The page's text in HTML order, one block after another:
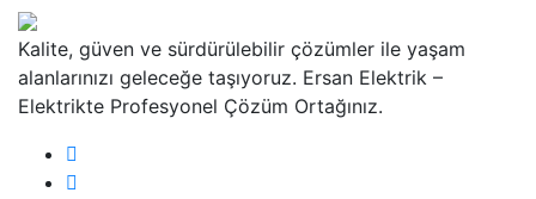
Kalite, güven ve sürdürülebilir çözümler ile yaşam
alanlarınızı geleceğe taşıyoruz. Ersan Elektrik –
Elektrikte Profesyonel Çözüm Ortağınız.